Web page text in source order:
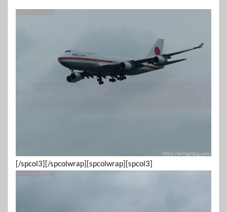
[/spcol3][/spcolwrap][spcolwrap][spcol3]